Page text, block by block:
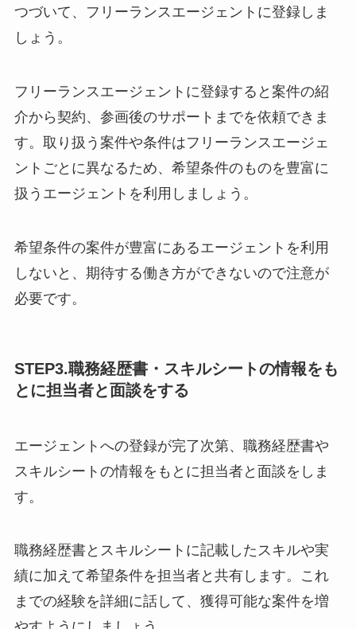
つづいて、フリーランスエージェントに登録しま
しょう。
フリーランスエージェントに登録すると案件の紹
介から契約、参画後のサポートまでを依頼できま
す。取り扱う案件や条件はフリーランスエージェ
ントごとに異なるため、希望条件のものを豊富に
扱うエージェントを利用しましょう。
希望条件の案件が豊富にあるエージェントを利用
しないと、期待する働き方ができないので注意が
必要です。
STEP3.職務経歴書・スキルシートの情報をも
とに担当者と面談をする
エージェントへの登録が完了次第、職務経歴書や
スキルシートの情報をもとに担当者と面談をしま
す。
職務経歴書とスキルシートに記載したスキルや実
績に加えて希望条件を担当者と共有します。これ
までの経験を詳細に話して、獲得可能な案件を増